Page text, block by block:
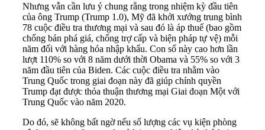
Nhưng vẫn cần lưu ý chung rằng trong nhiệm kỳ đầu tiên
của ông Trump (Trump 1.0), Mỹ đã khởi xướng trung bình
78 cuộc điều tra thương mại và sau đó là áp thuế (bao gồm
chống bán phá giá, chống trợ cấp và biện pháp tự vệ) mỗi
năm đối với hàng hóa nhập khẩu. Con số này cao hơn lần
lượt 110% so với 8 năm dưới thời Obama và 55% so với 3
năm đầu tiên của Biden. Các cuộc điều tra nhằm vào
Trung Quốc trong giai đoạn này đã giúp chính quyền
Trump đạt được thỏa thuận thương mại Giai đoạn Một với
Trung Quốc vào năm 2020.
Do đó, sẽ không bất ngờ nếu số lượng các vụ kiện phòng